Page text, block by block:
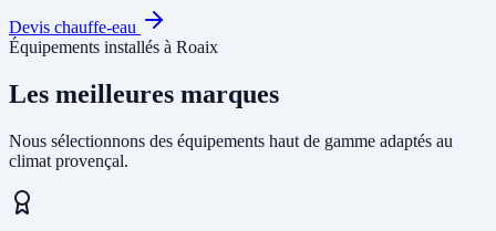
Devis chauffe-eau
Équipements installés à Roaix
Les meilleures marques
Nous sélectionnons des équipements haut de gamme adaptés au
climat provençal.